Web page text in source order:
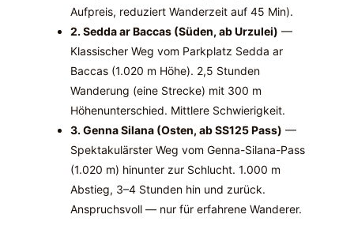
Aufpreis, reduziert Wanderzeit auf 45 Min).
2. Sedda ar Baccas (Süden, ab Urzulei) —
Klassischer Weg vom Parkplatz Sedda ar
Baccas (1.020 m Höhe). 2,5 Stunden
Wanderung (eine Strecke) mit 300 m
Höhenunterschied. Mittlere Schwierigkeit.
3. Genna Silana (Osten, ab SS125 Pass) —
Spektakulärster Weg vom Genna-Silana-Pass
(1.020 m) hinunter zur Schlucht. 1.000 m
Abstieg, 3–4 Stunden hin und zurück.
Anspruchsvoll — nur für erfahrene Wanderer.